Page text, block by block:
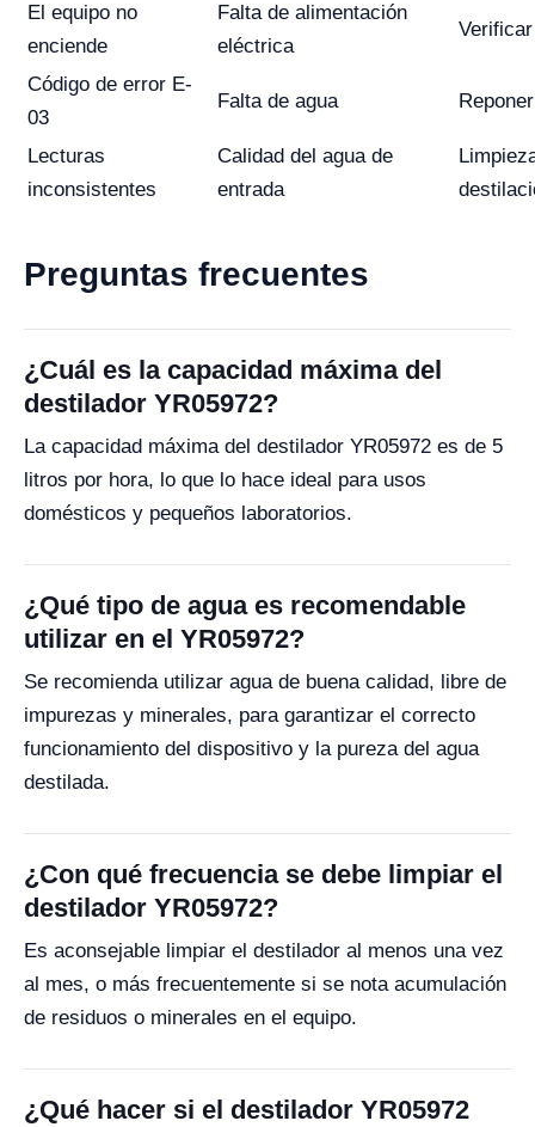
El equipo no
enciende
Falta de alimentación
eléctrica
Código de error E-
03
Falta de agua
Lecturas
inconsistentes
Calidad del agua de
entrada
Preguntas frecuentes
¿Cuál es la capacidad máxima del
destilador YR05972?
La capacidad máxima del destilador YR05972 es de 5
litros por hora, lo que lo hace ideal para usos
domésticos y pequeños laboratorios.
¿Qué tipo de agua es recomendable
utilizar en el YR05972?
Se recomienda utilizar agua de buena calidad, libre de
impurezas y minerales, para garantizar el correcto
funcionamiento del dispositivo y la pureza del agua
destilada.
¿Con qué frecuencia se debe limpiar el
destilador YR05972?
Es aconsejable limpiar el destilador al menos una vez
al mes, o más frecuentemente si se nota acumulación
de residuos o minerales en el equipo.
¿Qué hacer si el destilador YR05972